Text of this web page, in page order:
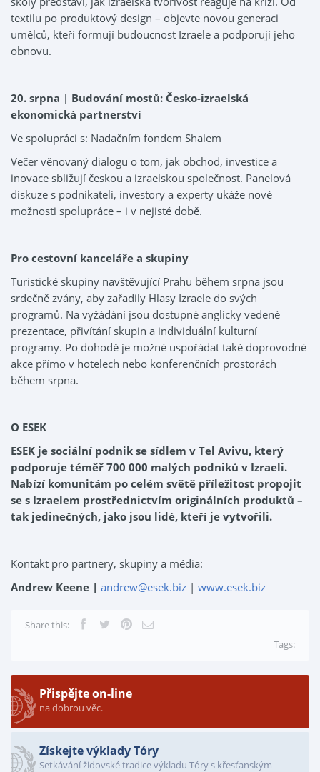
textilu po produktový design – objevte novou generaci
umělců, kteří formují budoucnost Izraele a podporují jeho
obnovu.
20. srpna | Budování mostů: Česko-izraelská
ekonomická partnerství
Ve spolupráci s: Nadačním fondem Shalem
Večer věnovaný dialogu o tom, jak obchod, investice a
inovace sbližují českou a izraelskou společnost. Panelová
diskuze s podnikateli, investory a experty ukáže nové
možnosti spolupráce – i v nejisté době.
Pro cestovní kanceláře a skupiny
Turistické skupiny navštěvující Prahu během srpna jsou
srdečně zvány, aby zařadily Hlasy Izraele do svých
programů. Na vyžádání jsou dostupné anglicky vedené
prezentace, přivítání skupin a individuální kulturní
programy. Po dohodě je možné uspořádat také doprovodné
akce přímo v hotelech nebo konferenčních prostorách
během srpna.
O ESEK
ESEK je sociální podnik se sídlem v Tel Avivu, který
podporuje téměř 700 000 malých podniků v Izraeli.
Nabízí komunitám po celém světě příležitost propojit
se s Izraelem prostřednictvím originálních produktů –
tak jedinečných, jako jsou lidé, kteří je vytvořili.
Kontakt pro partnery, skupiny a média:
Andrew Keene | andrew@esek.biz | www.esek.biz
Share this:
Tags:
Přispějte on-line
na dobrou věc.
Získejte výklady Tóry
Setkávání židovské tradice výkladu Tóry s křesťanským